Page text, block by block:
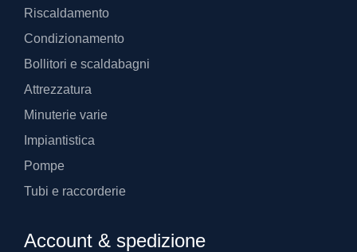
Riscaldamento
Condizionamento
Bollitori e scaldabagni
Attrezzatura
Minuterie varie
Impiantistica
Pompe
Tubi e raccorderie
Account & spedizione